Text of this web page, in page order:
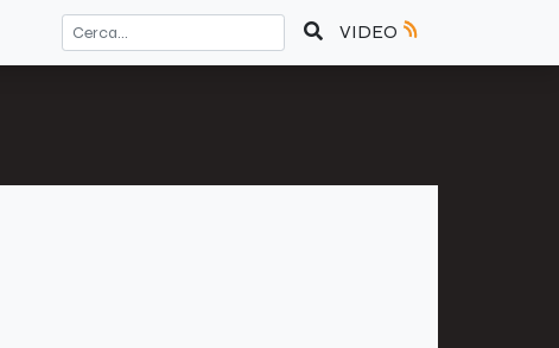
VIDEO